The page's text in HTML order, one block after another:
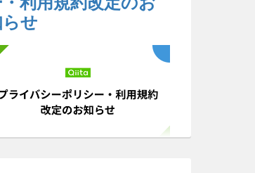
していただきつつ、
開発や既存機能の改善が不可欠
するためのコストを賄う必要が
を獲得しつつ、企業とユーザー
盛り上がると考えています。
です。
近はSUZURIさんで販売中のQiita
では誰もがQiitaを利用できるよう
を進めています。
回はその取り組みの背景、現状、そ
せ